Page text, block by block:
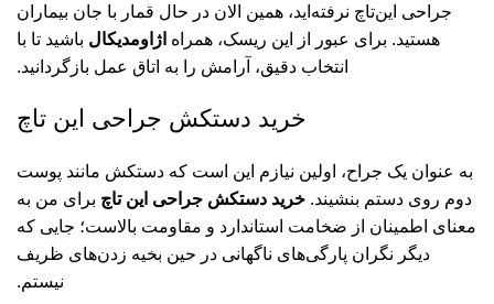
جراحی این‌تاچ نرفته‌اید، همین الان در حال قمار با جان بیماران
هستید. برای عبور از این ریسک، همراه اژاومدیکال باشید تا با
انتخاب دقیق، آرامش را به اتاق عمل بازگردانید.
خرید دستکش جراحی این‌ تاچ
به عنوان یک جراح، اولین نیازم این است که دستکش مانند پوست
دوم روی دستم بنشیند. خرید دستکش جراحی این‌ تاچ برای من به
معنای اطمینان از ضخامت استاندارد و مقاومت بالاست؛ جایی که
دیگر نگران پارگی‌های ناگهانی در حین بخیه زدن‌های ظریف
نیستم.